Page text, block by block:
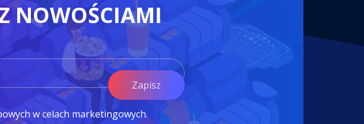
NOWOŚCIAMI
Zapisz
w celach marketingowych.